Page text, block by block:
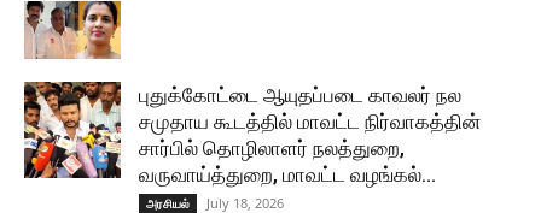
புதுக்கோட்டை ஆயுதப்படை காவலர் நல
சமுதாய கூடத்தில் மாவட்ட நிர்வாகத்தின்
சார்பில் தொழிலாளர் நலத்துறை,
வருவாய்த்துறை, மாவட்ட வழங்கல்...
அரசியல் July 18, 2026